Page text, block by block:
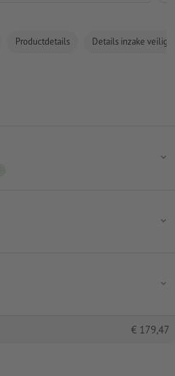
Productdetails Details inzake
€ 179,47